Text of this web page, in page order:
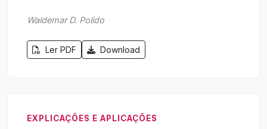
Waldemar D. Polido
Ler PDF Download
EXPLICAÇÕES E APLICAÇÕES